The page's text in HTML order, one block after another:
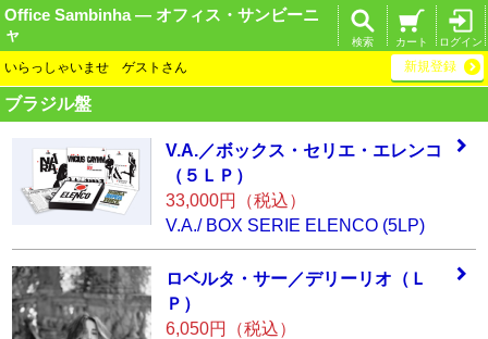
Office Sambinha ― オフィス・サンビーニ
ャ
ログイン
カート
検索
いらっしゃいませ ゲストさん 新規登録
ブラジル盤
V.A.／ボックス・ セリエ・エレンコ
（５ＬＰ）
33,000円（税込）
V.A./ BOX SERIE ELENCO (5LP)
ロベルタ・サー／デリーリオ（Ｌ
Ｐ ）
6,050円（税込）